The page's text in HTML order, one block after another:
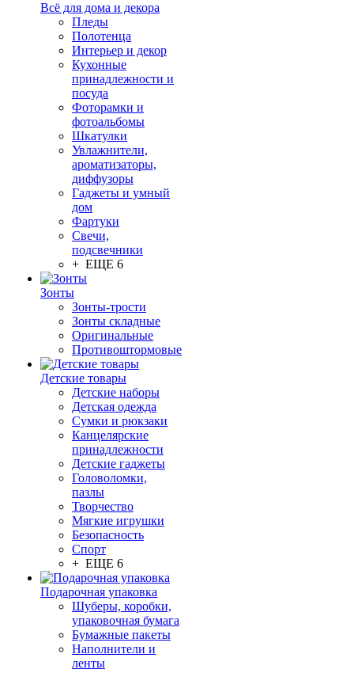
Всё для дома и декора
Пледы
Полотенца
Интерьер и декор
Кухонные
принадлежности и
посуда
Фоторамки и
фотоальбомы
Шкатулки
Увлажнители,
ароматизаторы,
диффузоры
Гаджеты и умный
дом
Фартуки
Свечи,
подсвечники
+ ЕЩЕ 6
Зонты
Зонты-трости
Зонты складные
Оригинальные
Противоштормовые
Детские товары
Детские наборы
Детская одежда
Сумки и рюкзаки
Канцелярские
принадлежности
Детские гаджеты
Головоломки,
пазлы
Творчество
Мягкие игрушки
Безопасность
Спорт
+ ЕЩЕ 6
Подарочная упаковка
Шуберы, коробки,
упаковочная бумага
Бумажные пакеты
Наполнители и
ленты